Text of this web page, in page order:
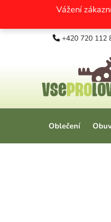
Přejít na obsah
Vážení
+420 720 112
Oblečení